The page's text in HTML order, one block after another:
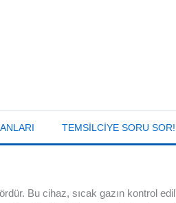
TEMSILCIYE SORU SOR!
Bu cihaz, sıcak gazın kontrol